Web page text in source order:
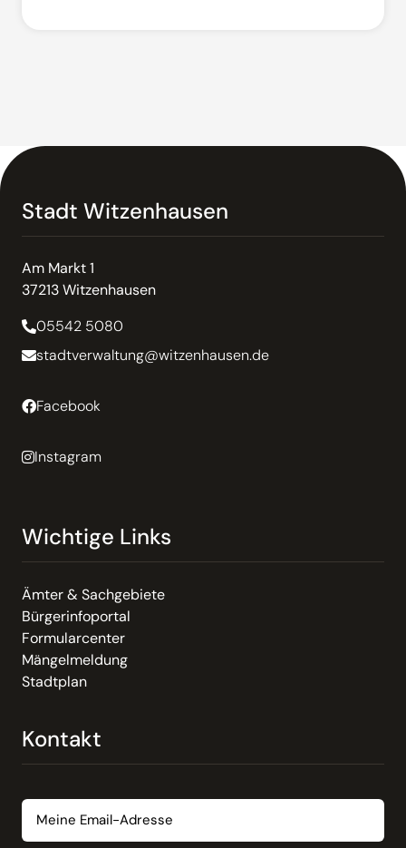
Stadt Witzenhausen
Am Markt 1
37213 Witzenhausen
05542 5080
stadtverwaltung@witzenhausen.de
Facebook
Instagram
Wichtige Links
Ämter & Sachgebiete
Bürgerinfoportal
Formularcenter
Mängelmeldung
Stadtplan
Kontakt